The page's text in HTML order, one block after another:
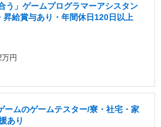
う」ゲームプログラマーアシスタン
昇給賞与あり・年間休日120日以上
円
ームのゲームテスター/寮・社宅・家
あり